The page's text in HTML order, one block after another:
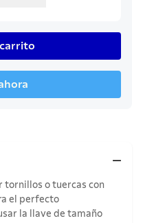
tornillos o tuercas con
el perfecto
la llave de tamaño